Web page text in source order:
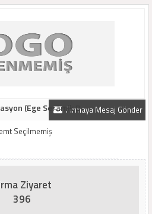
Firmaya Mesaj Gönder
(Ege Seramik B..
Seçilmemiş
Ziyaret
396